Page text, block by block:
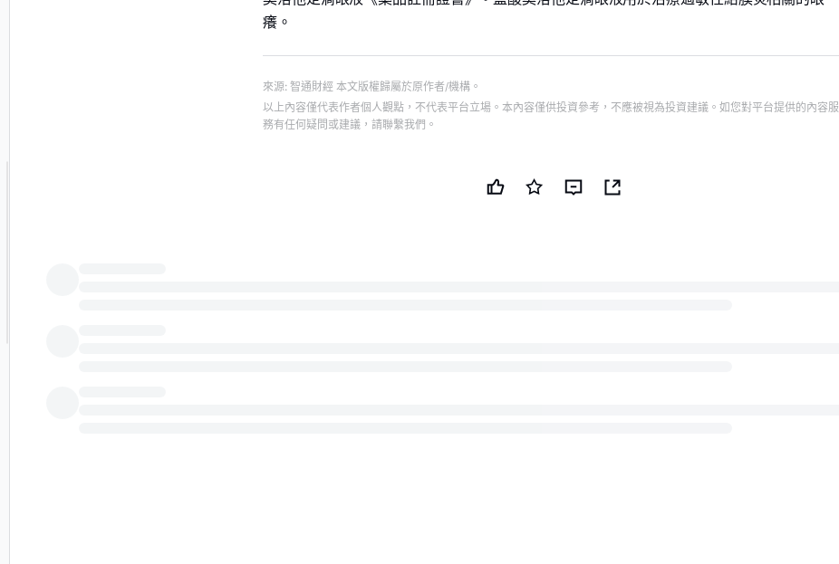
癢。
來源: 智通財經 本文版權歸屬於原作者/機構。
以上內容僅代表作者個人觀點，不代表平台立場。本內容僅供投資參考，不應被視為投資建議。如您對平台提供的內容服
務有任何疑問或建議，請聯繫我們。